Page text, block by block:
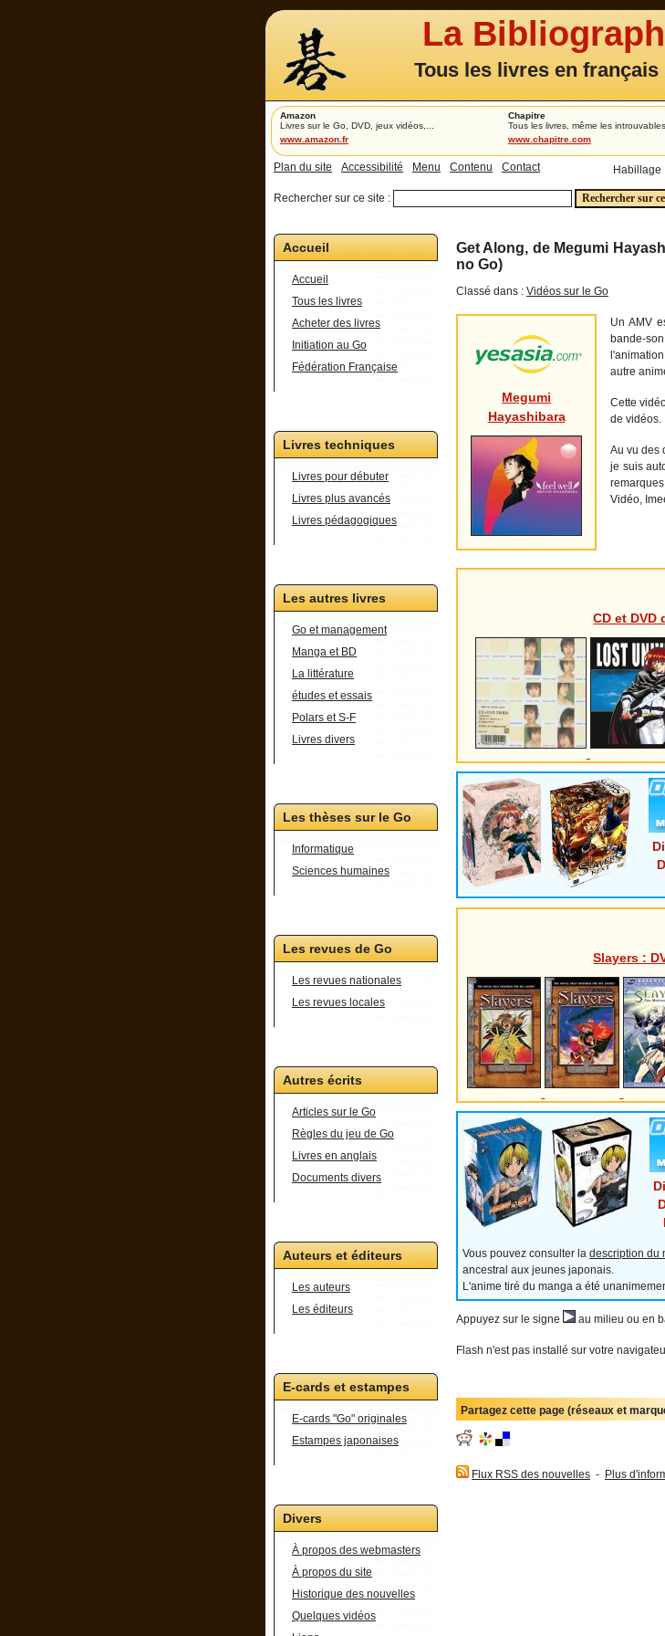
La
Tous les livres en français
Amazon
Livres sur le Go, DVD, jeux vidéos,...
www.amazon.fr
Chapitre
Tous les livres, même les introuvables
www.chapitre.com
Plan du site Accessibilité Menu Contenu Contact Habillage
Rechercher sur ce site :
Accueil
Accueil
Tous les livres
Acheter des livres
Initiation au Go
Fédération Française
Livres techniques
Livres pour débuter
Livres plus avancés
Livres pédagogiques
Les autres livres
Go et management
Manga et BD
La littérature
études et essais
Polars et S-F
Livres divers
Les thèses sur le Go
Informatique
Sciences humaines
Les revues de Go
Les revues nationales
Les revues locales
Autres écrits
Articles sur le Go
Règles du jeu de Go
Livres en anglais
Documents divers
Auteurs et éditeurs
Les auteurs
Les éditeurs
E-cards et estampes
E-cards "Go" originales
Estampes japonaises
Divers
À propos des webmasters
À propos du site
Historique des nouvelles
Quelques vidéos
Get Along, de Megumi
no Go)
Classé dans : Vidéos sur le Go
Megumi
Hayashibara
Un AMV
bande-
autre
Cette
de vidéos.
Au vu des
je suis
Vidéo,
CD et DVD
Slayers :
Vous pouvez consulter la description du
ancestral aux jeunes japonais.
L'anime tiré du manga a été
Appuyez sur le signe au milieu ou en
Flash n'est pas installé sur votre
Partagez cette page (réseaux et
Flux RSS des nouvelles - Plus